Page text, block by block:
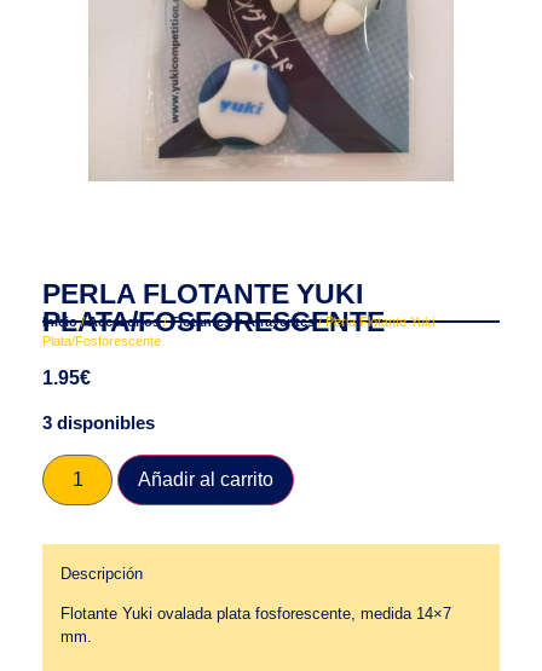
PERLA FLOTANTE YUKI
PLATA/FOSFORESCENTE
Inicio/Accesorios/Flotantes y Atrayentes/ Perla Flotante Yuki
Plata/Fosforescente
1.95€
3 disponibles
Añadir al carrito
Descripción
Flotante Yuki ovalada plata fosforescente, medida 14×7
mm.